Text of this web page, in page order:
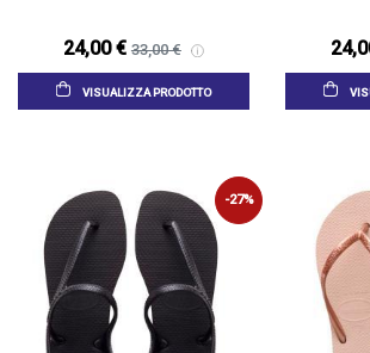
24,00 € 33,00 €
VISUALIZZA PRODOTTO
-27%